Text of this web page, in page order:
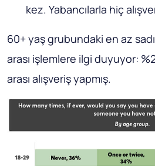
kez. Yabancılarla hiç
60+ yaş grubundaki en az
arası işlemlere ilgi duyuyor:
arası alışveriş yapmış.